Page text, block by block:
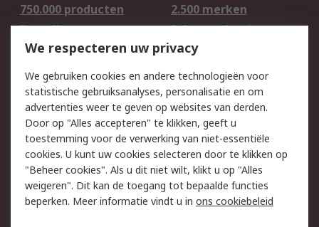
750.000 producten
2.500 merken
Bestellen
Inkoopoplossingen
Retouren
Technisch advies
Track & Trace
Wettelijk
Cookiebeleid
Email veiligheid
Privacybeleid -
Bijgewerkt
Websitevoorwaarden
Algemene
verkoopvoorwaarden
We respecteren uw privacy
We gebruiken cookies en andere technologieën voor
statistische gebruiksanalyses, personalisatie en om
advertenties weer te geven op websites van derden.
Door op "Alles accepteren" te klikken, geeft u
toestemming voor de verwerking van niet-essentiële
cookies. U kunt uw cookies selecteren door te klikken op
"Beheer cookies". Als u dit niet wilt, klikt u op "Alles
weigeren". Dit kan de toegang tot bepaalde functies
beperken. Meer informatie vindt u in ons cookiebeleid